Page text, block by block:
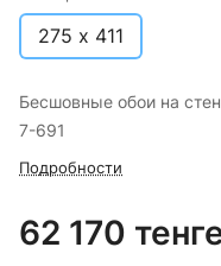
275 х 411
Бесшовные обои на
7-691
Подробности
62 170